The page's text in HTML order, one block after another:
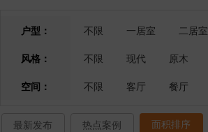
户型： 不限 一居室 二居室
风格：
不限 现代 原木
空间：
不限 客厅 餐厅
最新发布 热点案例 面积排序